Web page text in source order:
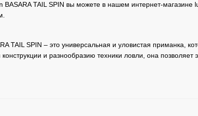
BASARA TAIL SPIN вы можете в нашем интернет-
TAIL SPIN – это универсальная и уловистая приманка,
конструкции и разнообразию техники ловли, она